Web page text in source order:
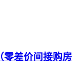
零差价间接购房